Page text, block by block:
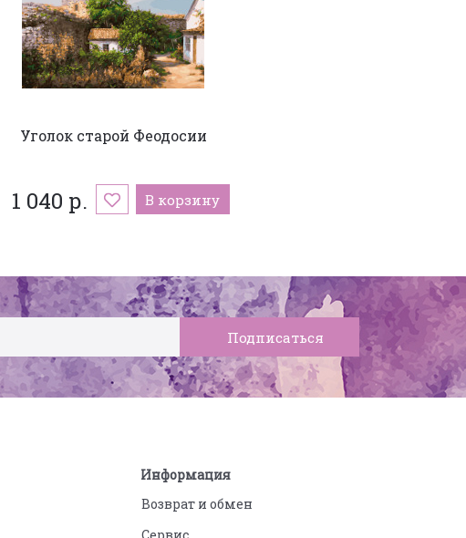
Уголок старой Феодосии
1 040 р. В корзину
Информация
Возврат и обмен